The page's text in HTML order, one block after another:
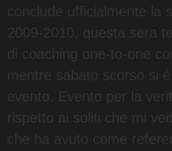
conclude ufficialmente la
2009-2010, questa sera
mentre sabato scorso si è
evento. Evento per la
rispetto ai soliti che mi
che ha avuto come